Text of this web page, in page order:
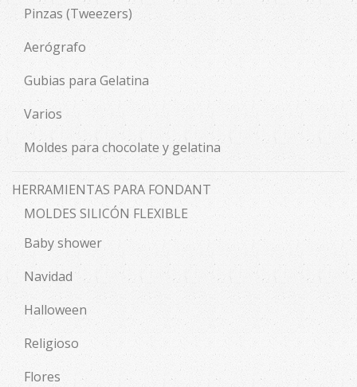
Pinzas (Tweezers)
Aerógrafo
Gubias para Gelatina
Varios
Moldes para chocolate y gelatina
HERRAMIENTAS PARA FONDANT
MOLDES SILICÓN FLEXIBLE
Baby shower
Navidad
Halloween
Religioso
Flores